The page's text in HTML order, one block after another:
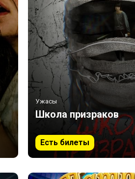
Ужасы
Школа призраков
Есть билеты